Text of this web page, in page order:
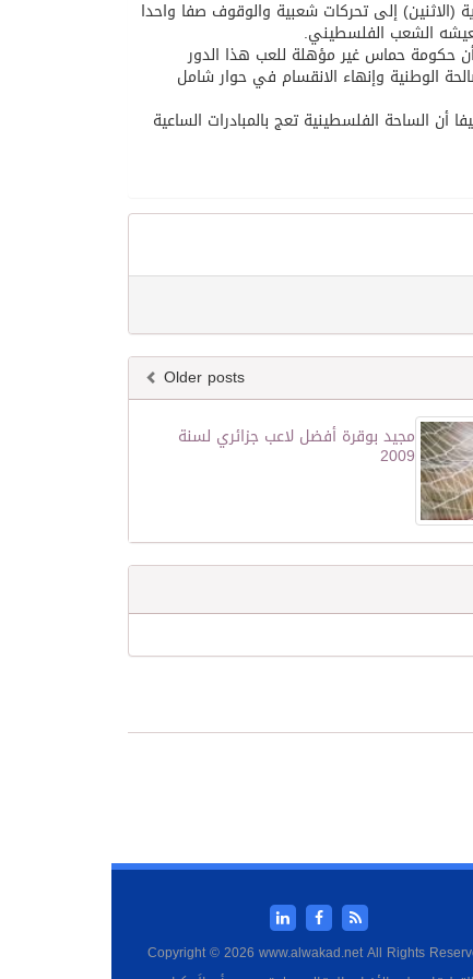
(الاثنين) إلى تحركات شعبية والوقوف صفا واحدا
الشعب الفلسطيني.
حكومة حماس غير مؤهلة للعب هذا الدور
الوطنية وإنهاء الانقسام في حوار شامل
الساحة الفلسطينية تعج بالمبادرات الساعية
Older posts
مجيد بوقرة أفضل لاعب جزائري لسنة
2009
Copyright © 2026 www.alwakad.net All Rights